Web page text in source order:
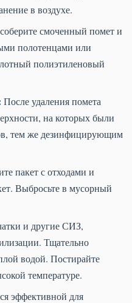
в воздухе.
смоченный помет и
полотенцами или
полиэтиленовый
После удаления помета
на которых были
тем же дезинфицирующим
пакет с отходами и
Выбросьте в мусорный
и другие СИЗ,
Тщательно
водой. Постирайте
температуре.
эффективной для